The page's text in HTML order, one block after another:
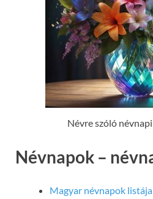
Névre szóló
Névnapok –
Magyar névnapok